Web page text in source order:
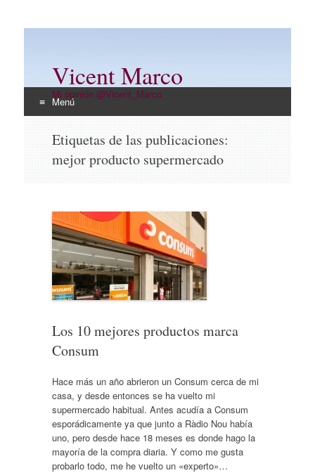
Vicent Marco
Mi opinión @Vicent_Marco
Menú
contenido
Etiquetas de las publicaciones:
mejor producto supermercado
Los 10 mejores productos marca
Consum
Hace más un año abrieron un Consum cerca de mi
casa, y desde entonces se ha vuelto mi
supermercado habitual. Antes acudía a Consum
esporádicamente ya que junto a Ràdio Nou había
uno, pero desde hace 18 meses es donde hago la
mayoría de la compra diaria. Y como me gusta
probarlo todo, me he vuelto un «experto»…